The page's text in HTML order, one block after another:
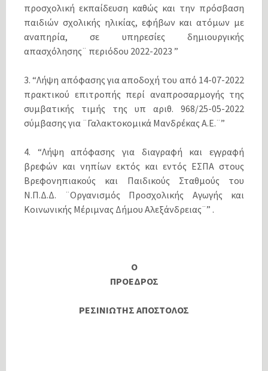
προσχολική εκπαίδευση καθώς και την πρόσβαση
παιδιών σχολικής ηλικίας, εφήβων και ατόμων με
αναπηρία, σε υπηρεσίες δημιουργικής
απασχόλησης¨ περιόδου 2022-2023 ”
3. “Λήψη απόφασης για αποδοχή του από 14-07-2022
πρακτικού επιτροπής περί αναπροσαρμογής της
συμβατικής τιμής της υπ αριθ. 968/25-05-2022
σύμβασης για ¨Γαλακτοκομικά Μανδρέκας Α.Ε.¨”
4. “Λήψη απόφασης για διαγραφή και εγγραφή
βρεφών και νηπίων εκτός και εντός ΕΣΠΑ στους
Βρεφονηπιακούς και Παιδικούς Σταθμούς του
Ν.Π.Δ.Δ. ¨Οργανισμός Προσχολικής Αγωγής και
Κοινωνικής Μέριμνας Δήμου Αλεξάνδρειας¨” .
Ο
ΠΡΟΕΔΡΟΣ
ΡΕΣΙΝΙΩΤΗΣ ΑΠΟΣΤΟΛΟΣ